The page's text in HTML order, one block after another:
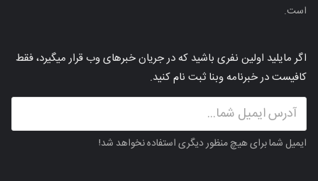
است.
اگر مایلید اولین نفری باشید که در جریان خبرهای وب قرار میگیرد، فقط
کافیست در خبرنامه وبنا ثبت نام کنید.
ایمیل شما برای هیچ منظور دیگری استفاده نخواهد شد!